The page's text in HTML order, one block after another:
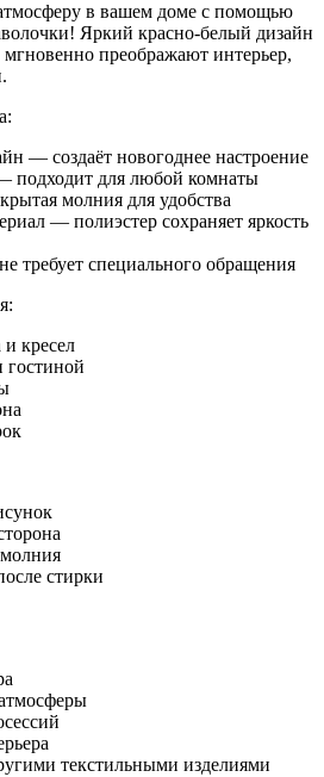
в вашем доме с помощью
Яркий красно-белый дизайн
преображают интерьер,
— создаёт новогоднее настроение
подходит для любой комнаты
молния для удобства
— полиэстер сохраняет яркость
требует специального обращения
кресел
гостиной
стирки
текстильными изделиями